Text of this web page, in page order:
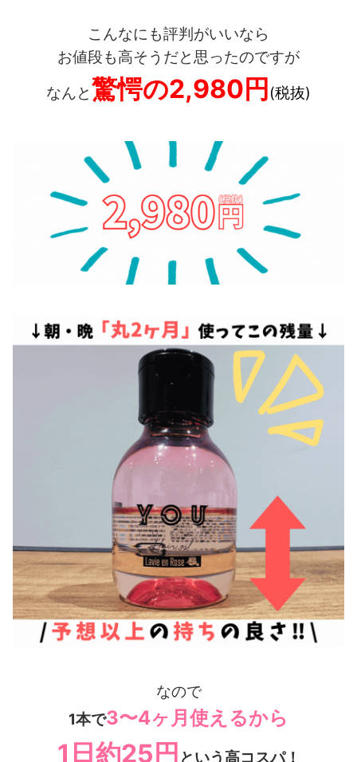
こんなにも評判がいいなら
お値段も高そうだと思ったのですが
なんと驚愕の2,980円 (税抜)
なので
1本で3〜4ヶ月使えるから
1日約25円 という高コスパ！